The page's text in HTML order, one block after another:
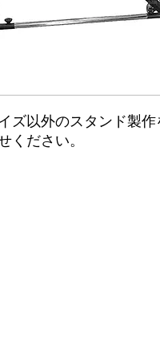
ズ以外のスタンド製作
ください。